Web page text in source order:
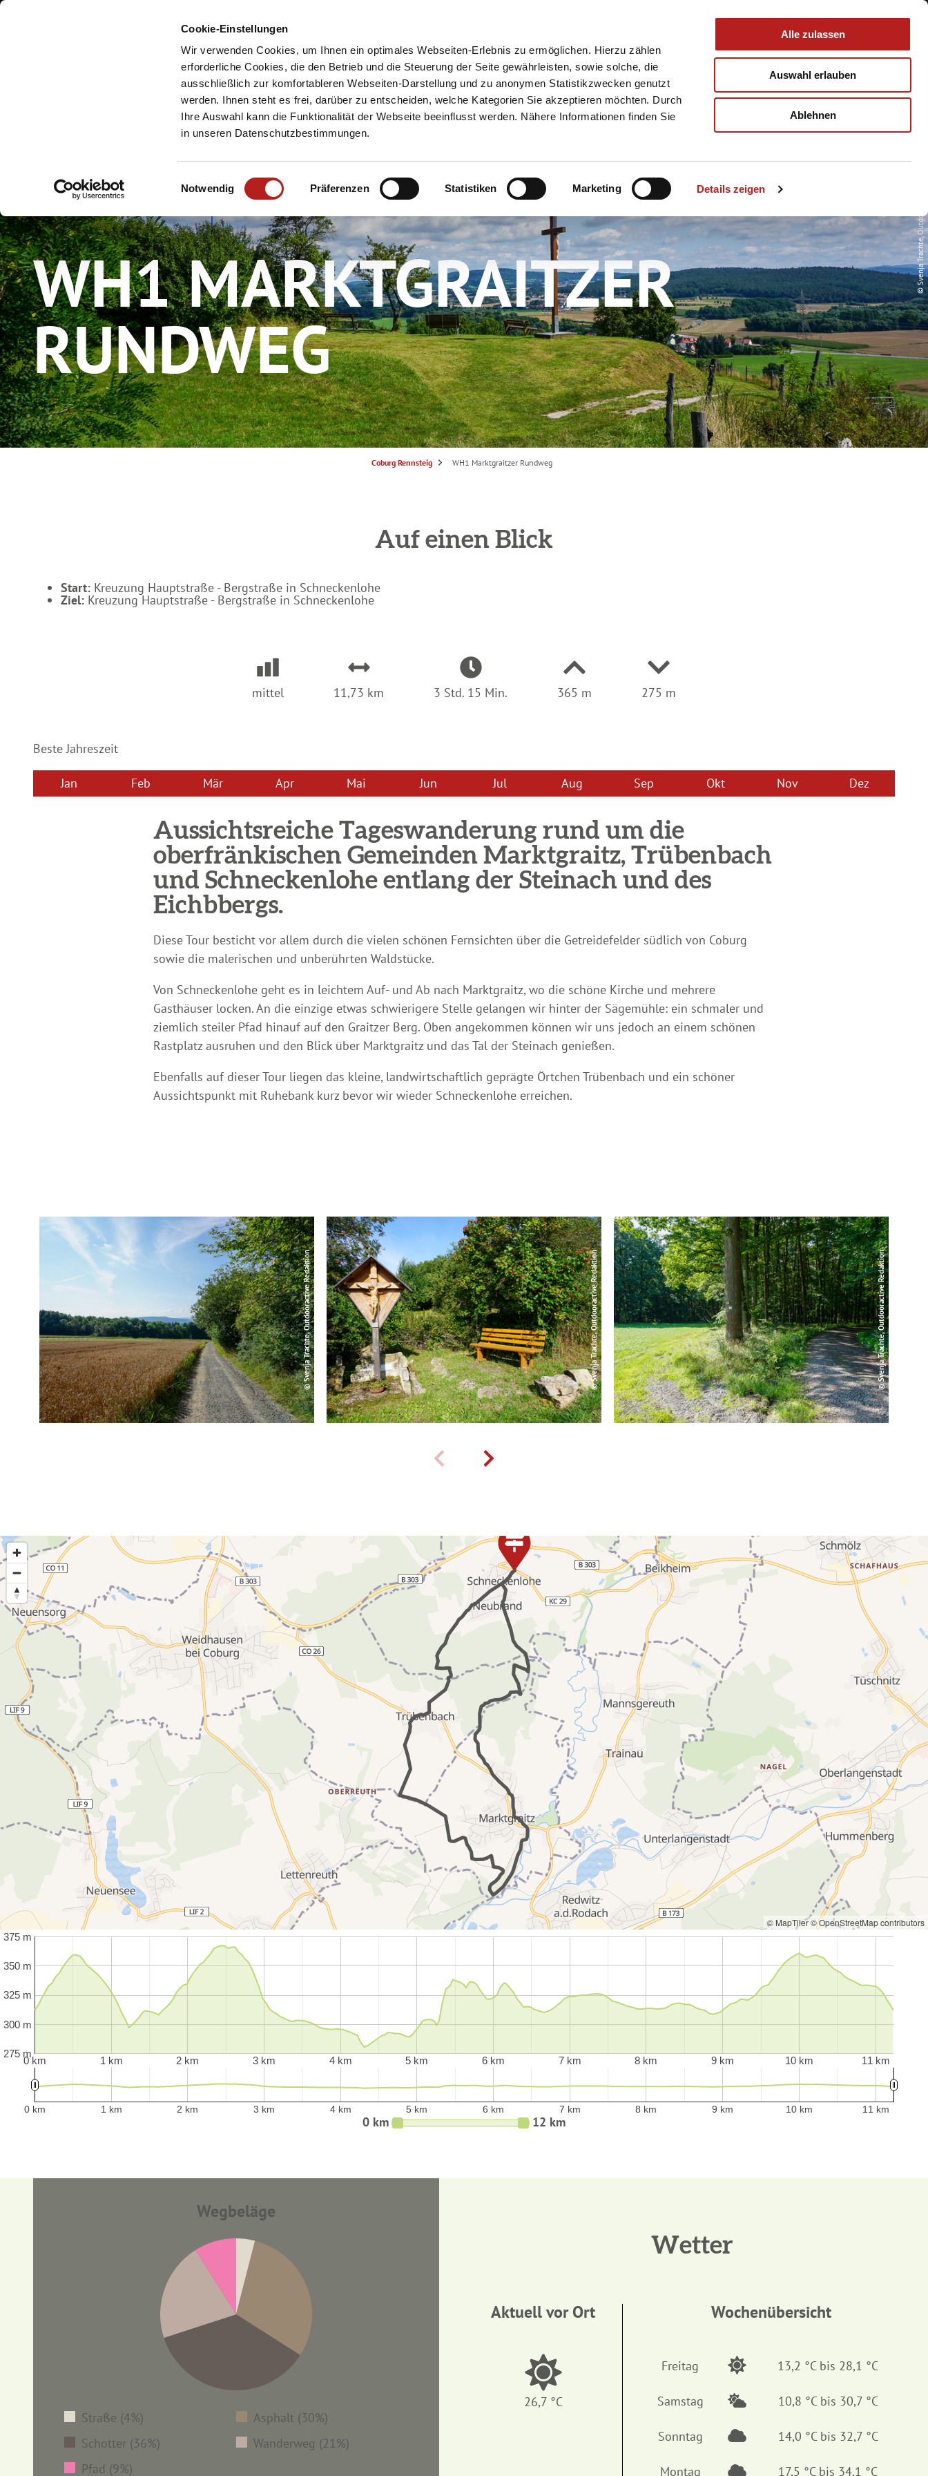
Cookie-Einstellungen
Wir verwenden Cookies, um Ihnen ein optimales Webseiten-Erlebnis zu ermöglichen. Hierzu zählen
erforderliche Cookies, die den Betrieb und die Steuerung der Seite gewährleisten, sowie solche, die
ausschließlich zur komfortableren Webseiten-Darstellung und zu anonymen Statistikzwecken genutzt
werden. Ihnen steht es frei, darüber zu entscheiden, welche Kategorien Sie akzeptieren möchten. Durch
Ihre Auswahl kann die Funktionalität der Webseite beeinflusst werden. Nähere Informationen finden Sie
in unseren Datenschutzbestimmungen.
i
w
i
l
l
i
g
u
n
g
s
a
u
s
w
Notwendig Präferenzen Statistiken Marketing Details zeigen
Alle zulassen
Auswahl erlauben
Ablehnen
Meine Urlaubsregion Buchen
© Svenja Trachte, Outdooractive Redaktion
WH1 MARKTGRAITZER
RUNDWEG
S
Coburg Rennsteig WH1 Marktgraitzer Rundweg
Auf einen Blick
Start: Kreuzung Hauptstraße - Bergstraße in Schneckenlohe
Ziel: Kreuzung Hauptstraße - Bergstraße in Schneckenlohe
mittel 11,73 km 3 Std. 15 Min. 365 m 275 m
Beste Jahreszeit
Jan Feb Mär Apr Mai Jun Jul Aug Sep Okt Nov Dez
Aussichtsreiche Tageswanderung rund um die
oberfränkischen Gemeinden Marktgraitz, Trübenbach
und Schneckenlohe entlang der Steinach und des
Eichbbergs.
Diese Tour besticht vor allem durch die vielen schönen Fernsichten über die Getreidefelder südlich von Coburg
sowie die malerischen und unberührten Waldstücke.
Von Schneckenlohe geht es in leichtem Auf- und Ab nach Marktgraitz, wo die schöne Kirche und mehrere
Gasthäuser locken. An die einzige etwas schwierigere Stelle gelangen wir hinter der Sägemühle: ein schmaler und
ziemlich steiler Pfad hinauf auf den Graitzer Berg. Oben angekommen können wir uns jedoch an einem schönen
Rastplatz ausruhen und den Blick über Marktgraitz und das Tal der Steinach genießen.
Ebenfalls auf dieser Tour liegen das kleine, landwirtschaftlich geprägte Örtchen Trübenbach und ein schöner
Aussichtspunkt mit Ruhebank kurz bevor wir wieder Schneckenlohe erreichen.
© Svenja Trachte, Outdooractive Redaktion © Svenja Trachte, Outdooractive Redaktion © Svenja Trachte, Outdooractive Redaktion
© MapTiler© OpenStreetMap contributors
0 km 1 km 2 km 3 km 4 km 5 km 6 km 7 km 8 km 9 km 10 km 11 km
275 m
300 m
325 m
350 m
375 m
0 km 1 km 2 km 3 km 4 km 5 km 6 km 7 km 8 km 9 km 10 km 11 km
0 km 12 km
Wegbeläge
Straße (4%)
Asphalt (30%)
Schotter (36%)
Wanderweg (21%)
Pfad (9%)
Wetter
Aktuell vor Ort
26,7 °C
Wochenübersicht
Freitag 13,2 °C bis 28,1 °C
Samstag 10,8 °C bis 30,7 °C
Sonntag 14,0 °C bis 32,7 °C
Montag 17,5 °C bis 34,1 °C